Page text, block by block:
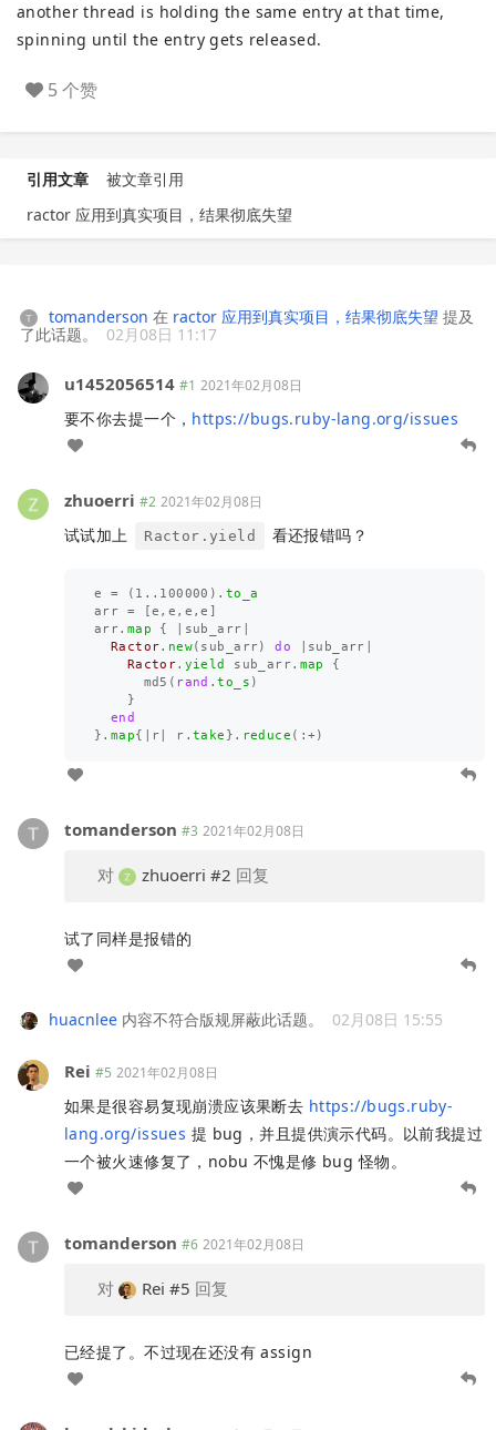
another thread is holding the same entry at that time,
spinning until the entry gets released.
5 个赞
引用文章
被文章引用
ractor 应用到真实项目，结果彻底失望
tomanderson 在 ractor 应用到真实项目，结果彻底失望 提及
了此话题。
02月08日 11:17
u1452056514 #1 2021年02月08日
要不你去提一个， https://bugs.ruby-lang.org/issues
zhuoerri #2 2021年02月08日
试试加上 Ractor.yield 看还报错吗？
e = ( 1 .. 100000 ). to_a
arr
= e , e , e ,e
arr. map { sub_arr
Ractor. new( sub_arr) do sub_arr
Ractor. yield sub_arr. map
{
md5 ( rand .to_s )
}
end
}. map{ r r .take }. reduce (: +)
tomanderson #3 2021年02月08日
对 zhuoerri #2 回复
试了同样是报错的
huacnlee 内容不符合版规屏蔽此话题。 02月08日 15:55
Rei #5 2021年02月08日
如果是很容易复现崩溃应该果断去 https://bugs.ruby-
lang.org/issues 提 bug，并且提供演示代码。以前我提过
一个被火速修复了，nobu 不愧是修 bug 怪物。
tomanderson #6 2021年02月08日
对 Rei #5 回复
已经提了。不过现在还没有 assign